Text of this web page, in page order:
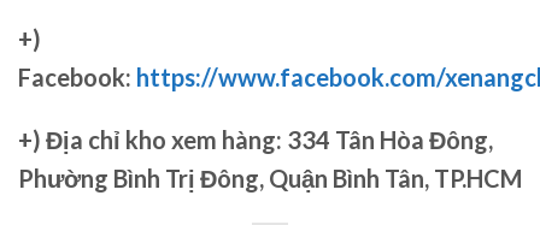
+)
Facebook: https://www.facebook.com/
+) Địa chỉ kho xem hàng: 334 Tân Hòa Đông,
Phường Bình Trị Đông, Quận Bình Tân, TP.HCM